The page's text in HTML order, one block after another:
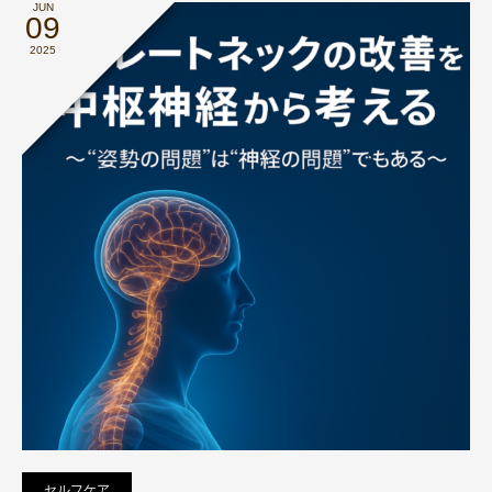
JUN
09
2025